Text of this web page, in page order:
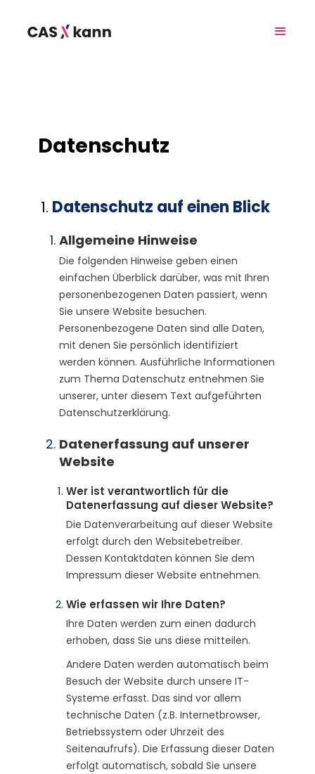
Datenschutz
Datenschutz auf einen Blick
Allgemeine Hinweise
Die folgenden Hinweise geben einen
einfachen Überblick darüber, was mit Ihren
personenbezogenen Daten passiert, wenn
Sie unsere Website besuchen.
Personenbezogene Daten sind alle Daten,
mit denen Sie persönlich identifiziert
werden können. Ausführliche Informationen
zum Thema Datenschutz entnehmen Sie
unserer, unter diesem Text aufgeführten
Datenschutzerklärung.
Datenerfassung auf unserer
Website
Wer ist verantwortlich für die
Datenerfassung auf dieser Website?
Die Datenverarbeitung auf dieser Website
erfolgt durch den Websitebetreiber.
Dessen Kontaktdaten können Sie dem
Impressum dieser Website entnehmen.
Wie erfassen wir Ihre Daten?
Ihre Daten werden zum einen dadurch
erhoben, dass Sie uns diese mitteilen.
Andere Daten werden automatisch beim
Besuch der Website durch unsere IT-
Systeme erfasst. Das sind vor allem
technische Daten (z.B. Internetbrowser,
Betriebssystem oder Uhrzeit des
Seitenaufrufs). Die Erfassung dieser Daten
erfolgt automatisch, sobald Sie unsere